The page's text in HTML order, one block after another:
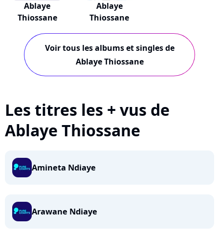
Ablaye
Thiossane
Ablaye
Thiossane
Voir tous les albums et singles de
Ablaye Thiossane
Les titres les + vus de
Ablaye Thiossane
Amineta Ndiaye
Arawane Ndiaye